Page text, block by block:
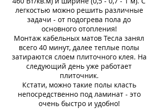
легкостью можно решить различные
задачи - от подогрева пола до
основного отопления!
Монтаж кабельных матов Тесла занял
всего 40 минут, далее теплые полы
затираются слоем плиточного клея. На
следующий день уже работает
плиточник.
Кстати, можно такие полы класть
непосредственно под ламинат - это
очень быстро и удобно!